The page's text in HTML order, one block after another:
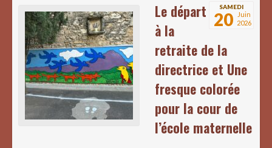
SAMEDI
20
Juin
2026
Le départ
à la
retraite de la
directrice et Une
fresque colorée
pour la cour de
l’école maternelle